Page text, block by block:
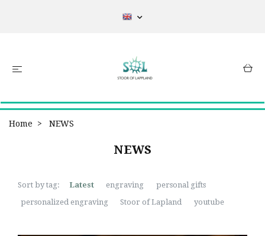
Home NEWS
NEWS
Sort by tag: Latest engraving
personal gifts
personalized engraving
Stoor of Lapland youtube